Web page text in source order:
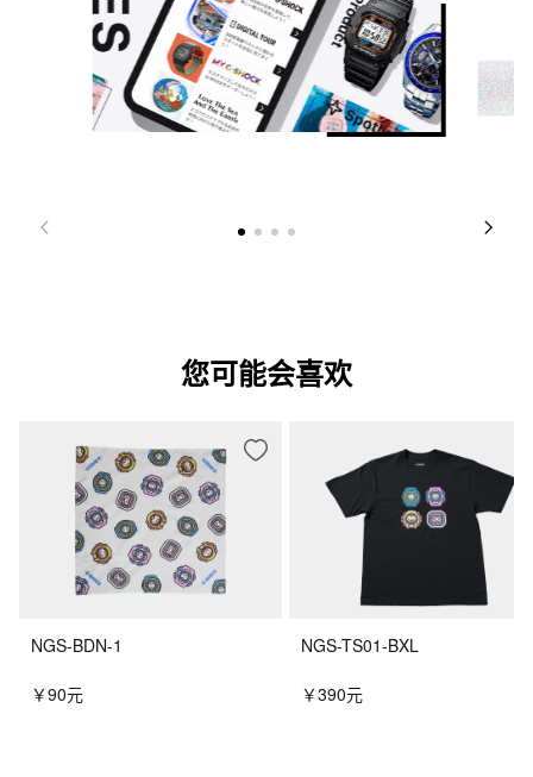
您可能会喜欢
NGS-BDN-1
￥90元
NGS-TS01-BXL
￥390元